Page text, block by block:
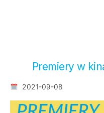
Premiery w
2021-09-08